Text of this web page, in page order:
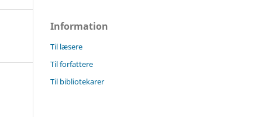
Information
Til læsere
Til forfattere
Til bibliotekarer